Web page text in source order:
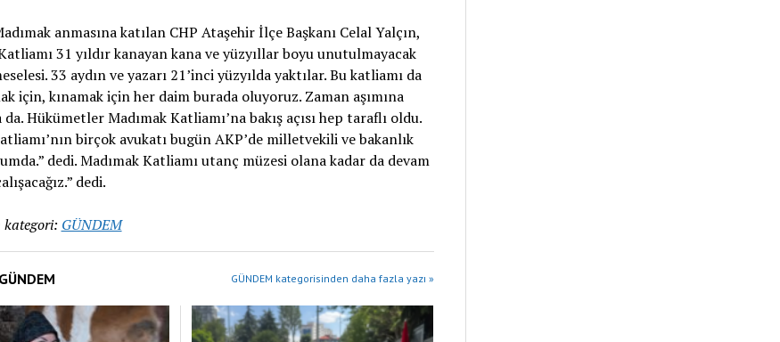
anmasına katılan CHP Ataşehir İlçe Başkanı Celal Yalçın,
31 yıldır kanayan kana ve yüzyıllar boyu unutulmayacak
33 aydın ve yazarı 21’inci yüzyılda yaktılar. Bu katliamı da
için, kınamak için her daim burada oluyoruz. Zaman aşımına
da. Hükümetler Madımak Katliamı’na bakış açısı hep taraflı oldu.
birçok avukatı bugün AKP’de milletvekili ve bakanlık
dedi. Madımak Katliamı utanç müzesi olana kadar da devam
dedi.
kategori: GÜNDEM
GÜNDEM GÜNDEM kategorisinden daha fazla yazı »